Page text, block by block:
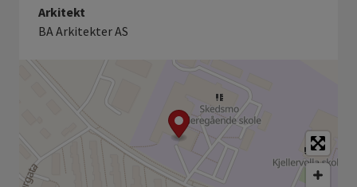
Arkitekt
BA Arkitekter AS